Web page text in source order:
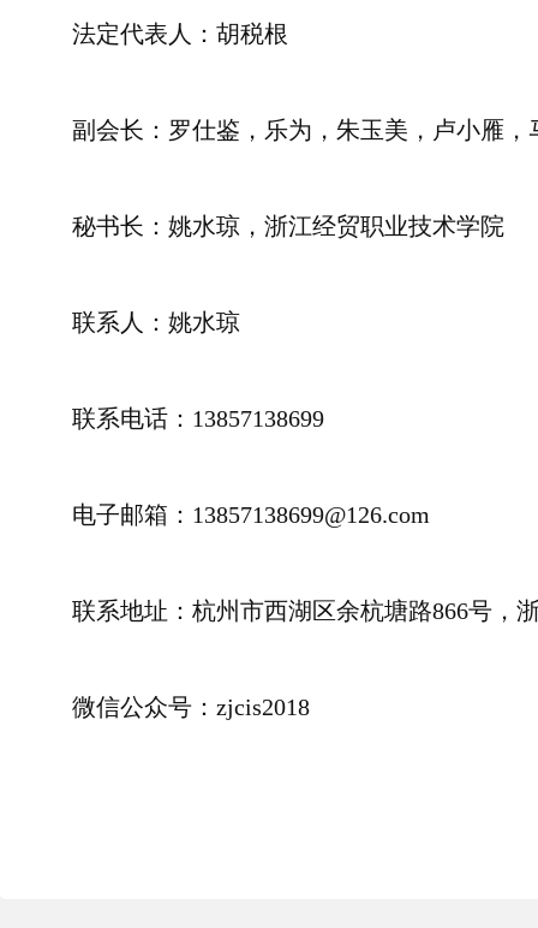
法定代表人：胡税根
副会长：罗仕鉴，乐为，朱玉美，卢小雁，
秘书长：姚水琼，浙江经贸职业技术学院
联系人：姚水琼
联系电话：13857138699
电子邮箱：13857138699@126.com
联系地址：杭州市西湖区余杭塘路866号，
微信公众号：zjcis2018